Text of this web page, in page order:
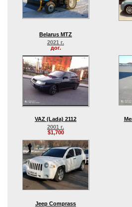
Belarus MTZ
2021 г.
дог.
VAZ (Lada) 2112
2001 г.
$1,700
Jeep Comprass